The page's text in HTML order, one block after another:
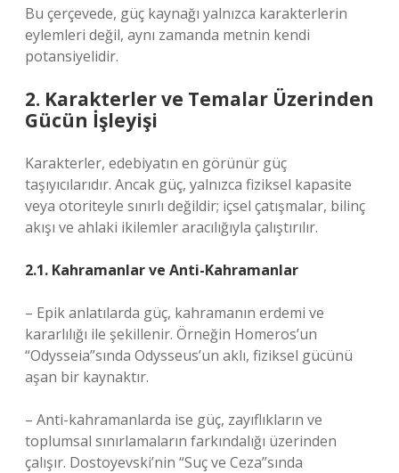
Bu çerçevede, güç kaynağı yalnızca karakterlerin
eylemleri değil, aynı zamanda metnin kendi
potansiyelidir.
2. Karakterler ve Temalar Üzerinden
Gücün İşleyişi
Karakterler, edebiyatın en görünür güç
taşıyıcılarıdır. Ancak güç, yalnızca fiziksel kapasite
veya otoriteyle sınırlı değildir; içsel çatışmalar, bilinç
akışı ve ahlaki ikilemler aracılığıyla çalıştırılır.
2.1. Kahramanlar ve Anti-Kahramanlar
– Epik anlatılarda güç, kahramanın erdemi ve
kararlılığı ile şekillenir. Örneğin Homeros’un
“Odysseia”sında Odysseus’un aklı, fiziksel gücünü
aşan bir kaynaktır.
– Anti-kahramanlarda ise güç, zayıflıkların ve
toplumsal sınırlamaların farkındalığı üzerinden
çalışır. Dostoyevski’nin “Suç ve Ceza”sında